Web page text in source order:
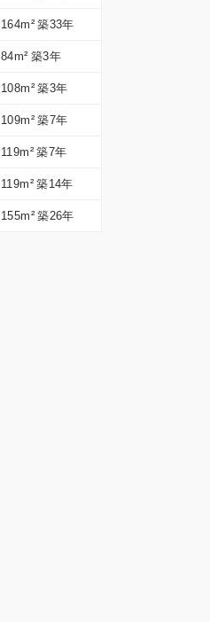
164m² 築33年
84m² 築3年
108m² 築3年
109m² 築7年
119m² 築7年
119m² 築14年
155m² 築26年